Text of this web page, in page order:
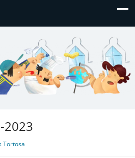
València
2023
Tortosa